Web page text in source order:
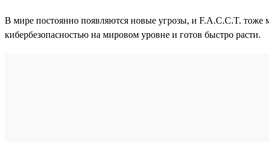
В мире постоянно появляются новые угрозы, и F.A.C.C.T. тоже
кибербезопасностью на мировом уровне и готов быстро расти.